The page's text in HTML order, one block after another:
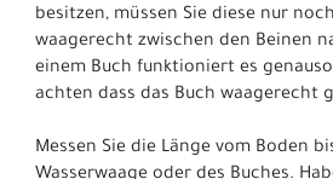
besitzen, müssen Sie diese nur
waagerecht zwischen den Beinen
einem Buch funktioniert es
achten dass das Buch waagerecht
Messen Sie die Länge vom Boden